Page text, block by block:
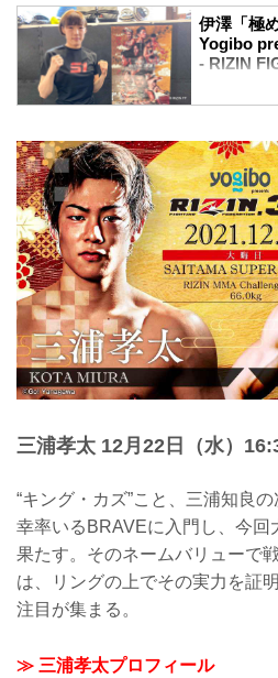
伊澤「極
Yogibo
- RIZIN
習を公開し
RIZIN初参
浜崎朱加と
JEWELSス
星花。プロ
星・伊澤は
浜崎にどこ
が出来るの
公開練習で
打ちを披露
じた。
伊澤星花
2021年12月
三浦孝太 12月22日（水）
“キング・カズ”こと、三浦知良
幸率いるBRAVEに入門し、今回
果たす。そのネームバリューで
は、リングの上でその実力を証
注目が集まる。
≫ 三浦孝太プロフィール